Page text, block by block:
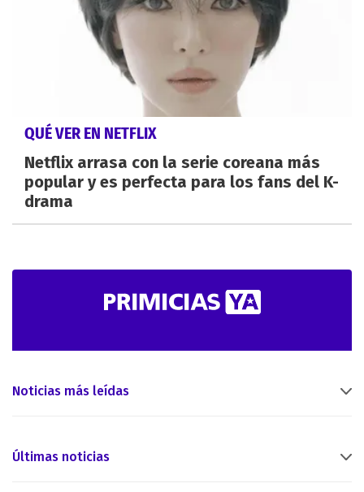
QUÉ VER EN NETFLIX
Netflix arrasa con la serie coreana más
popular y es perfecta para los fans del K-
drama
Noticias más leídas
Últimas noticias